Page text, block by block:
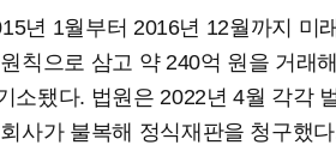
년 1월부터 2016년 12월까지 미
칙으로 삼고 약 240억 원을 거래
소됐다. 법원은 2022년 4월 각각
사가 불복해 정식재판을 청구했